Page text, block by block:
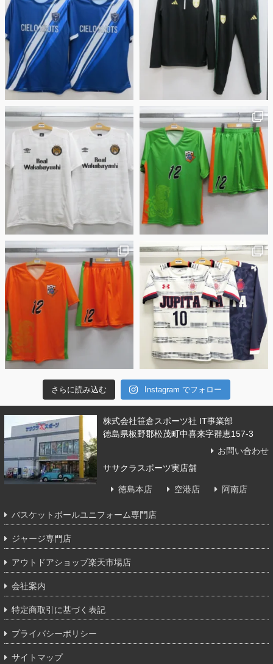
さらに読み込む Instagram でフォロー
株式会社笹倉スポーツ社 IT事業部
徳島県板野郡松茂町中喜来字群恵157-3
お問い合わせ
ササクラスポーツ実店舗
徳島本店 空港店 阿南店
バスケットボールユニフォーム専門店
ジャージ専門店
アウトドアショップ楽天市場店
会社案内
特定商取引に基づく表記
プライバシーポリシー
サイトマップ